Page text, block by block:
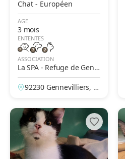
Chat - Européen
AGE
3 mois
ENTENTES
ASSOCIATION
La SPA - Refuge de Genn
evilliers – Grammont
92230 Gennevilliers, H